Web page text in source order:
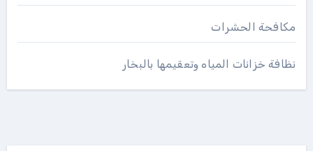
مكافحة الحشرات
نظافة خزانات المياه وتعقيمها بالبخار